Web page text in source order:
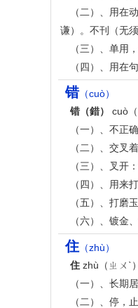
（二）、用在
谦）。不刊（无
（三）、单用
（四）、用在
错（cuò）
错（錯）
cuò（
（一）、不正
（二）、交叉
（三）、叉开
（四）、用来
（五）、打磨
（六）、镀金
住 （zhù）
住 zhù（ㄓㄨˋ）
（一）、长期
（二）、停，